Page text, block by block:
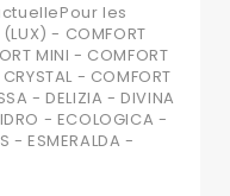
les
- COMFORT
MINI - COMFORT
- COMFORT
- DELIZIA - DIVINA
- ECOLOGICA -
- ESMERALDA -